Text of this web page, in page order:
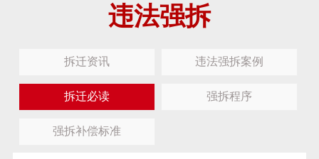
违法强拆
拆迁资讯 违法强拆案例
拆迁必读 强拆程序
强拆补偿标准